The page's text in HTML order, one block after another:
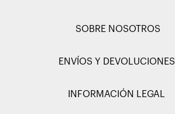
SOBRE NOSOTROS
ENVÍOS Y DEVOLUCIONES
INFORMACIÓN LEGAL